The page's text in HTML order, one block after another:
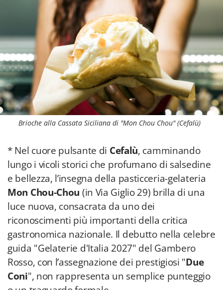
Brioche alla Cassata Siciliana di "Mon Chou Chou" (Cefalù)
* Nel cuore pulsante di Cefalù, camminando
lungo i vicoli storici che profumano di salsedine
e bellezza, l’insegna della pasticceria-gelateria
Mon Chou-Chou (in Via Giglio 29) brilla di una
luce nuova, consacrata da uno dei
riconoscimenti più importanti della critica
gastronomica nazionale. Il debutto nella celebre
guida "Gelaterie d'Italia 2027" del Gambero
Rosso, con l’assegnazione dei prestigiosi "Due
Coni", non rappresenta un semplice punteggio